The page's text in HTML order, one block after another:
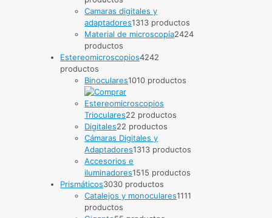
Camaras digitales y
adaptadores1313 productos
Material de microscopía2424
productos
Estereomicroscopios4242
productos
Binoculares1010 productos
Trioculares22 productos
Digitales22 productos
Cámaras Digitales y
Adaptadores1313 productos
Accesorios e
iluminadores1515 productos
Prismáticos3030 productos
Catalejos y monoculares1111
productos